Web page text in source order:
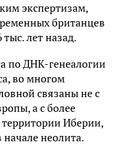
экспертизам,
британцев
лет назад.
по ДНК-генеалогии
во многом
связаны не с
а с более
Иберии,
неолита.